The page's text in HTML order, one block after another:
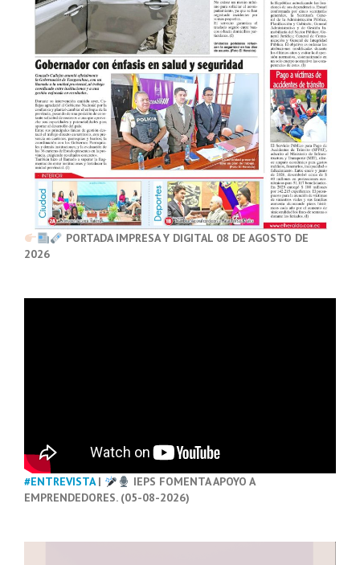
PORTADA IMPRESA Y DIGITAL 08 DE AGOSTO DE
2026
#ENTREVISTA|
IEPS FOMENTA APOYO A
EMPRENDEDORES. (05-08-2026)